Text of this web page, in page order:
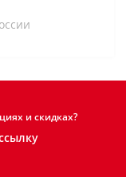
и скидках?